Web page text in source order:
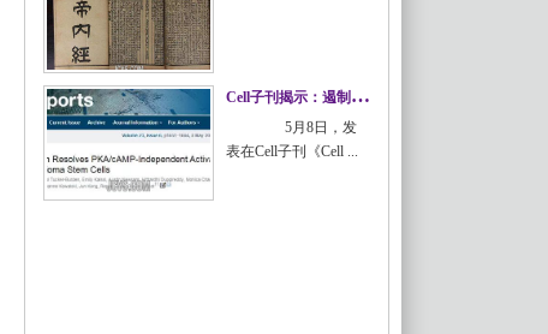
C
ell子刊揭示：遏制恶性脑瘤的关键酶
5月8日，发
表在Cell子刊《Cell ...